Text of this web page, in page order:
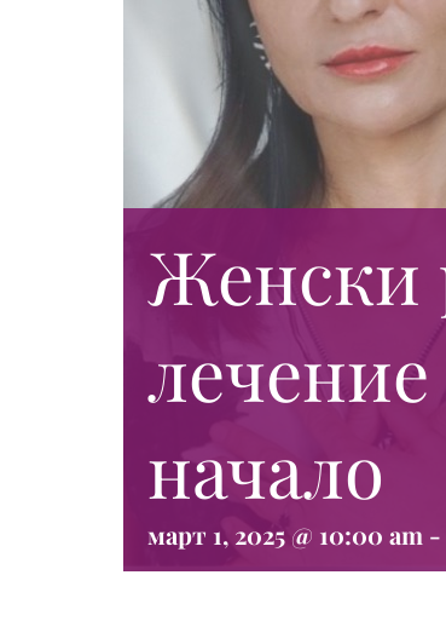
Женски
начало
март 1, 2025 @ 10:00 am -